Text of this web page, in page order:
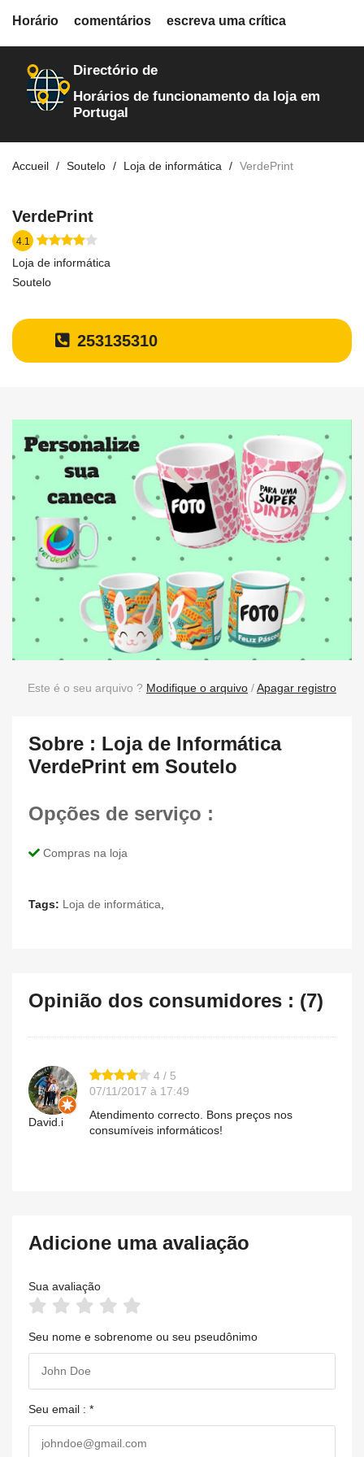
loja-de-informatica
Directório de
Horários de funcionamento da loja em
Portugal
Accueil Soutelo Loja de informática VerdePrint
VerdePrint
4.1
Loja de informática
Soutelo
253135310
Horário comentários escreva uma crítica
Este é o seu arquivo ? Modifique o arquivo /Apagar registro
Sobre : Loja de Informática
VerdePrint em Soutelo
Opções de serviço :
Compras na loja
Tags: Loja de informática
Opinião dos consumidores : (7)
David.i
4 / 5
07/11/2017 à 17:49
Atendimento correcto. Bons preços nos
consumíveis informáticos!
Adicione uma avaliação
Sua avaliação
Seu nome e sobrenome ou seu pseudônimo
Seu email : *